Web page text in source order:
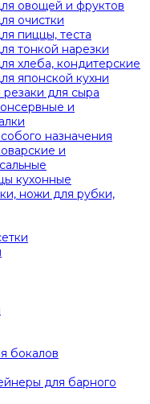
овощей и фруктов
очистки
пиццы, теста
тонкой нарезки
хлеба, кондитерские
японской кухни
для сыра
и
назначения
и
кухонные
ножи для рубки,
бокалов
для барного